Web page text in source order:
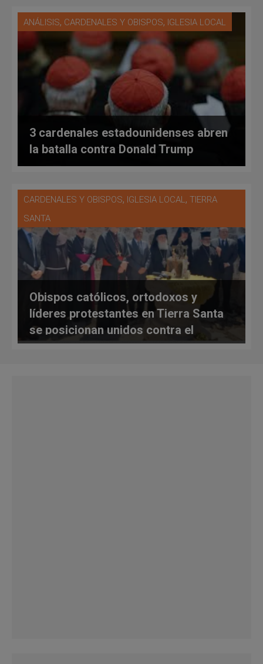
ANÁLISIS, CARDENALES Y OBISPOS, IGLESIA LOCAL
3 cardenales estadounidenses abren
la batalla contra Donald Trump
CARDENALES Y OBISPOS, IGLESIA LOCAL, TIERRA
SANTA
Obispos católicos, ortodoxos y
líderes protestantes en Tierra Santa
se posicionan unidos contra el
“sionismo cristiano”